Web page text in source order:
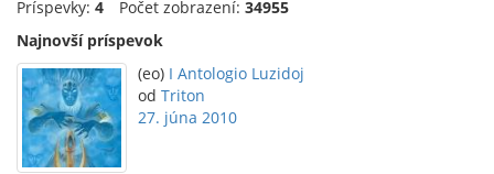
Príspevky: 4 Počet zobrazení: 34955
Najnovší príspevok
(eo) I Antologio Luzidoj
od Triton
27. júna 2010